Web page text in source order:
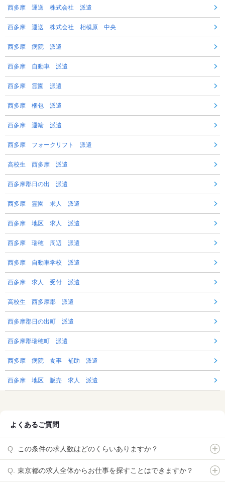
西多摩 運送 株式会社 派遣
西多摩 運送 株式会社 相模原 中央
西多摩 病院 派遣
西多摩 自動車 派遣
西多摩 霊園 派遣
西多摩 梱包 派遣
西多摩 運輸 派遣
西多摩 フォークリフト 派遣
高校生 西多摩 派遣
西多摩郡日の出 派遣
西多摩 霊園 求人 派遣
西多摩 地区 求人 派遣
西多摩 瑞穂 周辺 派遣
西多摩 自動車学校 派遣
西多摩 求人 受付 派遣
高校生 西多摩郡 派遣
西多摩郡日の出町 派遣
西多摩郡瑞穂町 派遣
西多摩 病院 食事 補助 派遣
西多摩 地区 販売 求人 派遣
よくあるご質問
この条件の求人数はどのくらいありますか？
東京都の求人全体からお仕事を探すことはできますか？